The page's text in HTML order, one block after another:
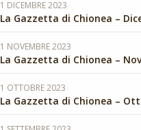
1 DICEMBRE 2023
La Gazzetta di Chionea –
1 NOVEMBRE 2023
La Gazzetta di Chionea –
1 OTTOBRE 2023
La Gazzetta di Chionea –